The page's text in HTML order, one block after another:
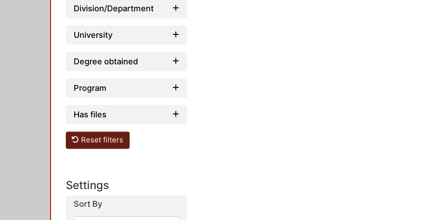
Division/Department
University
Degree obtained
Program
Has files
Reset filters
Settings
Sort By